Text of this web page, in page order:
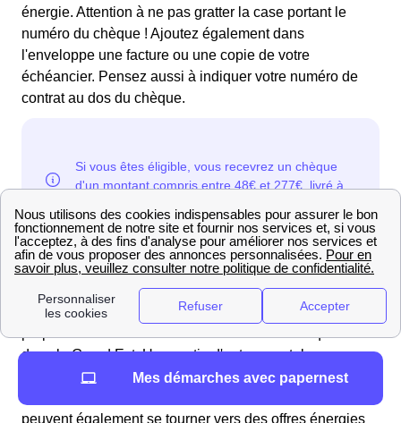
énergie. Attention à ne pas gratter la case portant le
numéro du chèque ! Ajoutez également dans
l'enveloppe une facture ou une copie de votre
échéancier. Pensez aussi à indiquer votre numéro de
contrat au dos du chèque.
Quelles sont les offres d'électricité verte à
On dénombre beaucoup de fournisseurs d'énergie
dans le Grand Est. Une partie d'entre eux, tels
Enercoop ou encoreMint Énergiese sont
peuvent également se tourner vers des offres énergies
Mes démarches avec papernest